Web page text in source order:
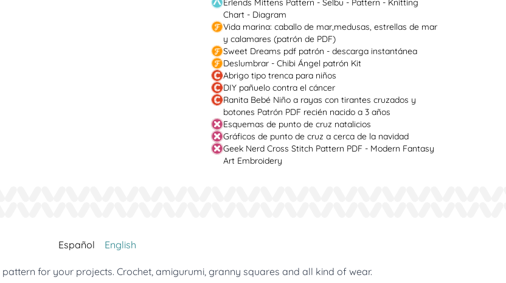
Chart - Diagram
Vida marina: caballo de mar,medusas, estrellas de mar
y calamares (patrón de PDF)
Sweet Dreams pdf patrón - descarga instantánea
Deslumbrar - Chibi Ángel patrón Kit
Abrigo tipo trenca para niños
DIY pañuelo contra el cáncer
Ranita Bebé Niño a rayas con tirantes cruzados y
botones Patrón PDF recién nacido a 3 años
Esquemas de punto de cruz natalicios
Gráficos de punto de cruz a cerca de la navidad
Geek Nerd Cross Stitch Pattern PDF - Modern Fantasy
Art Embroidery
Español English
for your projects. Crochet, amigurumi, granny squares and all kind of wear.